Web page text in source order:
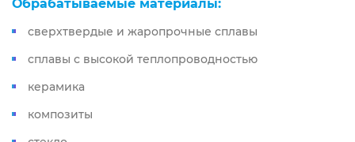
Обрабатываемые материалы:
сверхтвердые и жаропрочные сплавы
сплавы с высокой теплопроводностью
керамика
композиты